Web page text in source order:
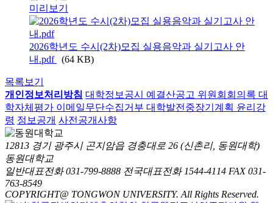
미리보기
2026학년도 수시(2차)모집 실용음악과 실기고사 안
내.pdf
(64 KB)
목록보기
개인정보처리방침 대학정보공시 예결산공고 위원회회의록 대
학자체평가 이메일무단수집거부 대학발전중장기계획 윤리강
령 정보공개 사전공개사항
12813 경기 광주시 곤지암읍 경충대로 26 (신촌리, 동원대학)
동원대학교
일반대표전화 031-799-8888 전국대표전화 1544-4114 FAX 031-
763-8549
COPYRIGHT@ TONGWON UNIVERSITY. All Rights Reserved.